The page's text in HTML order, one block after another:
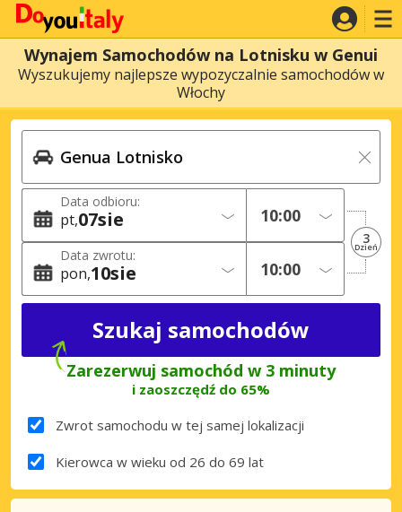
Wynajem Samochodów na Lotnisku w Genui
Wyszukujemy najlepsze wypozyczalnie samochodów w
Włochy
Data odbioru:
pt 07sie
Data zwrotu:
pon 10sie
3
Dzień
Zarezerwuj samochód w 3 minuty
i zaoszczędź do 65%
Zwrot samochodu w tej samej lokalizacji
Kierowca w wieku od 26 do 69 lat